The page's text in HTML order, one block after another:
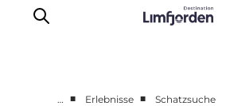
… ■ Erlebnisse ■ Schatzsuche